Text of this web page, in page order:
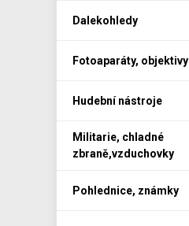
Dalekohledy
Fotoaparáty, objektivy
Hudební nástroje
Militarie, chladné
zbraně,vzduchovky
Pohlednice, známky